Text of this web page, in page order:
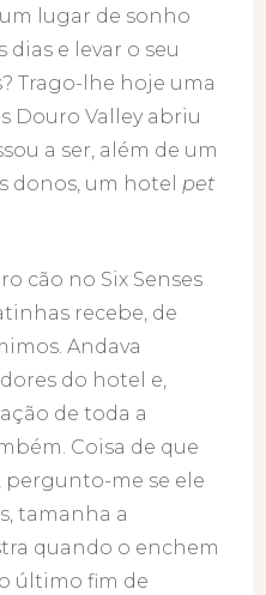
lugar de sonho
dias e levar o seu
Trago-lhe hoje uma
Douro Valley abriu
a ser, além de um
donos, um hotel pet
cão no Six Senses
recebe, de
Andava
do hotel e,
de toda a
Coisa de que
pergunto-me se ele
tamanha a
quando o enchem
último fim de